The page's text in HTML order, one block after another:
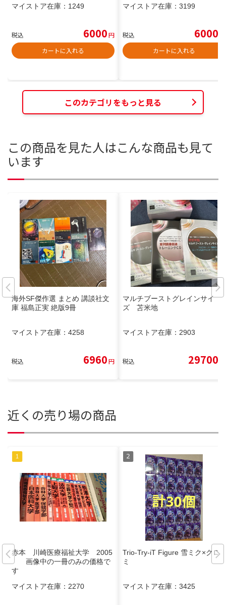
マイストア在庫： 1249
税込 6000円
カートに入れる
マイストア在庫： 3199
税込 6000
カートに入れる
このカテゴリをもっと見る
この商品を見た人はこんな商品も見て
います
海外SF傑作選 まとめ 講談社文
庫 福島正実 絶版9冊
マイストア在庫： 4258
税込 6960円
マルチブーストグレインサイ
ズ 苫米地
マイストア在庫： 2903
税込 29700
近くの売り場の商品
赤本 川崎医療福祉大学 2005
画像中の一冊のみの価格で
す
マイストア在庫： 2270
Trio-Try-iT Figure 雪ミク×クロ
ミ
マイストア在庫： 3425